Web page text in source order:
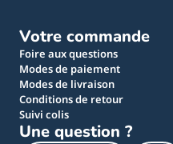
Votre commande
Foire aux questions
Modes de paiement
Modes de livraison
Conditions de retour
Suivi colis
Une question ?